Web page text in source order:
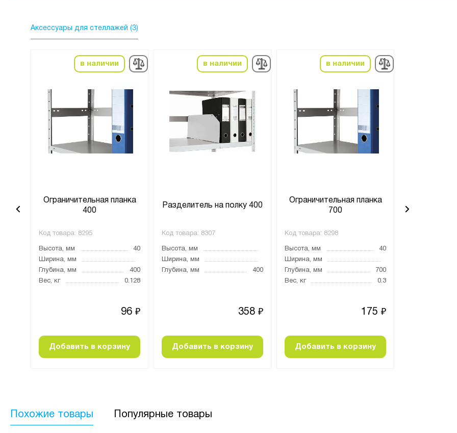
Аксессуары для стеллажей (3)
в наличии
Ограничительная планка
400
Код товара: 8295
Высота, мм
40
Ширина, мм
Глубина, мм
400
Вес, кг
0.128
96 ₽
Добавить в корзину
в наличии
Разделитель на полку 400
Код товара: 8307
Высота, мм
Ширина, мм
Глубина, мм
400
358 ₽
Добавить в корзину
в наличии
Ограничительная планка
700
Код товара: 8298
Высота, мм
40
Ширина, мм
Глубина, мм
700
Вес, кг
0.3
175 ₽
Добавить в корзину
Похожие товары Популярные товары